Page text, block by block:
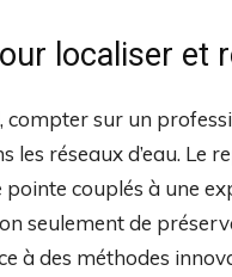
localiser et
compter sur un
réseaux d’eau. Le
pointe couplés à une
seulement de
à des méthodes